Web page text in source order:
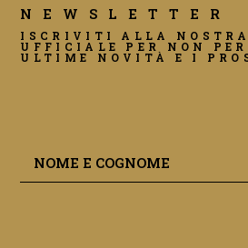
NEWSLETTER
ISCRIVITI ALLA NOSTRA
UFFICIALE PER NON
ULTIME NOVITÀ E I